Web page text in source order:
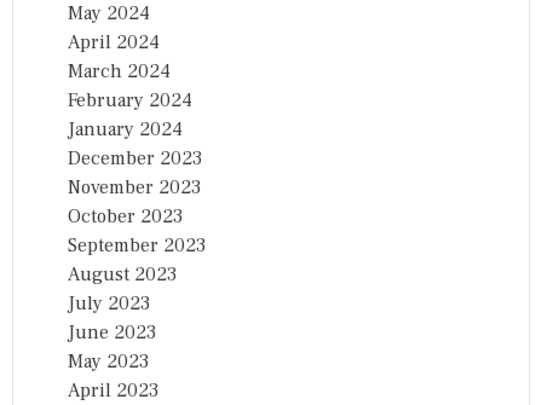
May 2024
April 2024
March 2024
February 2024
January 2024
December 2023
November 2023
October 2023
September 2023
August 2023
July 2023
June 2023
May 2023
April 2023